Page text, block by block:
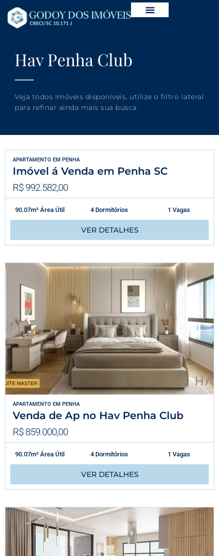
Hav Penha Club
Veja todos imóveis disponíveis, utilize o filtro lateral
para refinar ainda mais sua busca.
APARTAMENTO EM PENHA
Imóvel á Venda em Penha SC
R$ 992.582,00
90.07m² Área Útil 4 Dormitórios 1 Vagas
VER DETALHES
APARTAMENTO EM PENHA
Venda de Ap no Hav Penha Club
R$ 859.000,00
90.07m² Área Útil 4 Dormitórios 1 Vagas
VER DETALHES